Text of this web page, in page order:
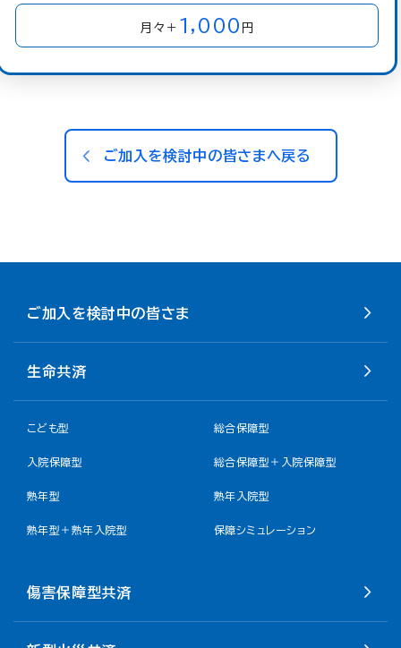
月々＋ 1,000 円
ご加入を検討中の皆さまへ戻る
ご加入を検討中の皆さま
生命共済
こども型 総合保障型
入院保障型 総合保障型＋入院保障型
熟年型 熟年入院型
熟年型＋熟年入院型 保障シミュレーション
傷害保障型共済